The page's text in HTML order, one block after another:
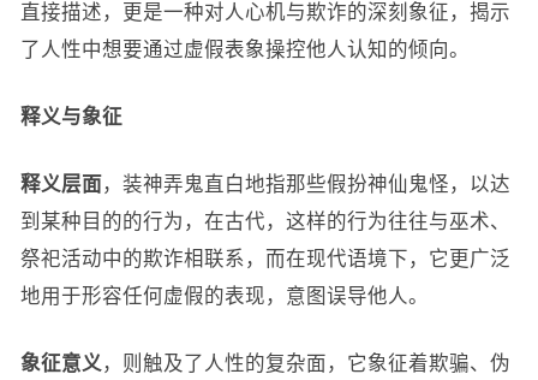
直接描述，更是一种对人心机与欺诈的深刻象征，揭示
了人性中想要通过虚假表象操控他人认知的倾向。
释义与象征
释义层面，装神弄鬼直白地指那些假扮神仙鬼怪，以达
到某种目的的行为，在古代，这样的行为往往与巫术、
祭祀活动中的欺诈相联系，而在现代语境下，它更广泛
地用于形容任何虚假的表现，意图误导他人。
象征意义 ，则触及了人性的复杂面，它象征着欺骗、伪